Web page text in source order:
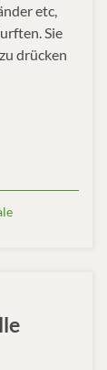
etc,
Sie
drücken